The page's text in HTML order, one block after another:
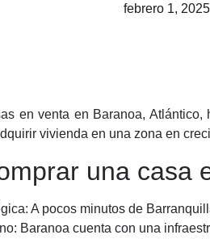
febrero 1, 2025
en venta en Baranoa,
vivienda en una zona en
una casa
A pocos minutos de
Baranoa cuenta con una